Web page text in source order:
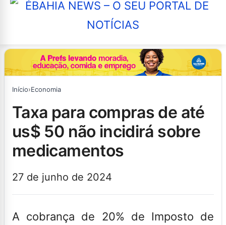
Início›Economia
taxa para compras de até
us$ 50 não incidirá sobre
medicamentos
27 de junho de 2024
A cobrança de 20% de Imposto de